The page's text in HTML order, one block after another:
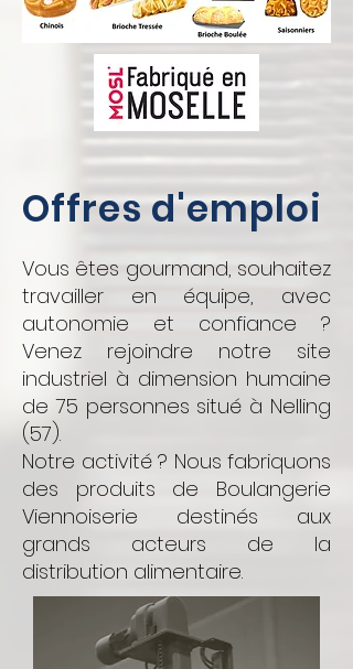
Offres d'emploi
Vous êtes gourmand, souhaitez
travailler en équipe, avec
autonomie et confiance ?
Venez rejoindre notre site
industriel à dimension humaine
de 75 personnes situé à Nelling
(57).
Notre activité ? Nous fabriquons
des produits de Boulangerie
Viennoiserie destinés aux
grands acteurs de la
distribution alimentaire.